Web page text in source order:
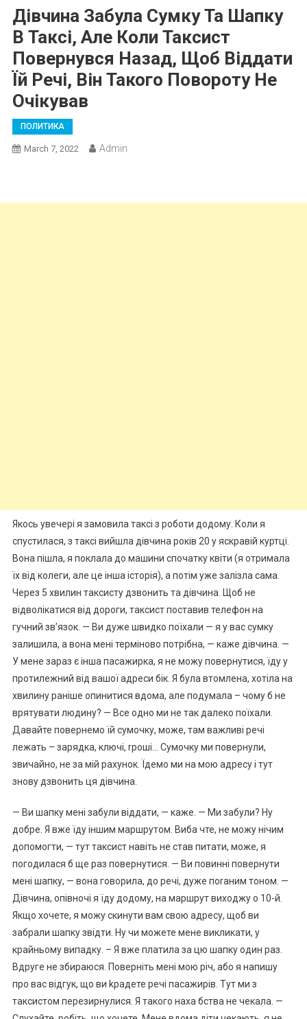
Дівчина Забула Сумку Та Шапку
В Таксі, Але Коли Таксист
Повернувся Назад, Щоб Віддати
Їй Речі, Він Такого Повороту Не
Очікував
ПОЛИТИКА
March 7, 2022 Admin
Якось увечері я замовила таксі з роботи додому. Коли я
спустилася, з таксі вийшла дівчина років 20 у яскравій куртці.
Вона пішла, я поклала до машини спочатку квіти (я отримала
їх від колеги, але це інша історія), а потім уже залізла сама.
Через 5 хвилин таксисту дзвонить та дівчина. Щоб не
відволікатися від дороги, таксист поставив телефон на
гучний зв’язок. — Ви дуже швидко поїхали — я у вас сумку
залишила, а вона мені терміново потрібна, — каже дівчина. —
У мене зараз є інша пасажирка, я не можу повернутися, їду у
протилежний від вашої адреси бік. Я була втомлена, хотіла на
хвилину раніше опинитися вдома, але подумала – чому б не
врятувати людину? — Все одно ми не так далеко поїхали.
Давайте повернемо їй сумочку, може, там важливі речі
лежать – зарядка, ключі, rроші… Сумочку ми повернули,
звичайно, не за мій рахунок. Їдемо ми на мою адресу і тут
знову дзвонить ця дівчина.
— Ви шапку мені забули віддати, — каже. — Ми забули? Ну
добре. Я вже їду іншим маршрутом. Виба чте, не можу нічим
допомогти, — тут таксист навіть не став питати, може, я
погодилася б ще раз повернутися. — Ви повинні повернути
мені шапку, — вона говорила, до речі, дуже поrаним тоном. —
Дівчина, опівночі я їду додому, на маршрут виходжу о 10-й.
Якщо хочете, я можу скинути вам свою адресу, щоб ви
забрали шапку звідти. Ну чи можете мене викликати, у
крайньому випадку. – Я вже платила за цю шапку один раз.
Вдруге не збираюся. Поверніть мені мою річ, або я напишу
про вас відгук, що ви kрадете речі пасажирів. Тут ми з
таксистом перезирнулися. Я такого наха бства не чекала. —